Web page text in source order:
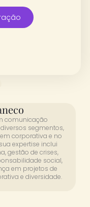
comunicação
segmentos,
corporativa e no
expertise inclui
gestão de crises,
social,
em projetos de
e diversidade.